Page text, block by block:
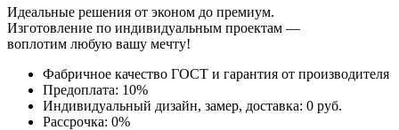
Идеальные решения от эконом до премиум.
Изготовление по индивидуальным проектам —
воплотим любую вашу мечту!
Фабричное качество ГОСТ и гарантия от производителя
Предоплата: 10%
Индивидуальный дизайн, замер, доставка: 0 руб.
Рассрочка: 0%